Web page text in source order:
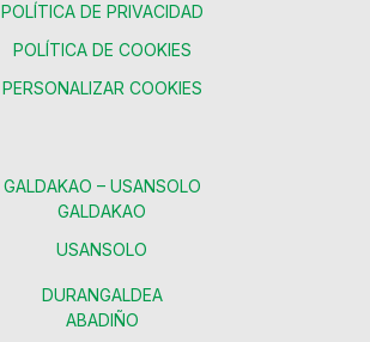
POLÍTICA DE PRIVACIDAD
POLÍTICA DE COOKIES
PERSONALIZAR COOKIES
GALDAKAO – USANSOLO
GALDAKAO
USANSOLO
DURANGALDEA
ABADIÑO